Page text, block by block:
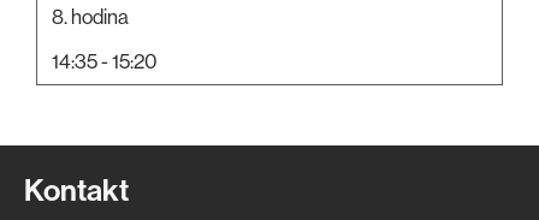
8. hodina
14:35 - 15:20
Kontakt